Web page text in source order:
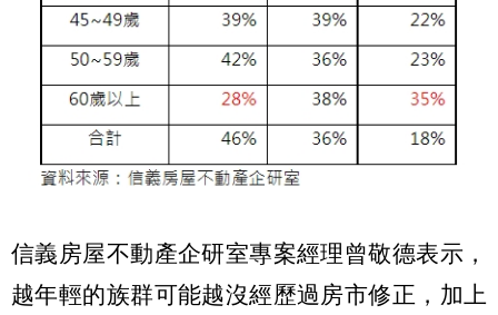
信義房屋不動產企研室專案經理曾敬德表示，
越年輕的族群可能越沒經歷過房市修正，加上